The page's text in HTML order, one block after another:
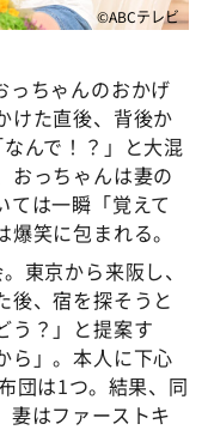
©ABCテレビ
っちゃんのおかげ
けた直後、背後か
んで！？」と大混
おっちゃんは妻の
ては一瞬「覚えて
笑に包まれる。
東京から来阪し、
後、宿を探そうと
う？」と提案す
ら」。本人に下心
団は1つ。結果、同
妻はファーストキ